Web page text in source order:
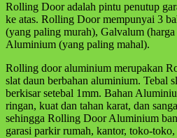
Rolling Door adalah pintu penutup
ke atas. Rolling Door mempunyai 3
(yang paling murah), Galvalum (harga
Aluminium (yang paling mahal).
Rolling door aluminium merupakan
slat daun berbahan aluminium. Tebal
berkisar setebal 1mm. Bahan
ringan, kuat dan tahan karat, dan
sehingga Rolling Door Aluminium
garasi parkir rumah, kantor, toko-